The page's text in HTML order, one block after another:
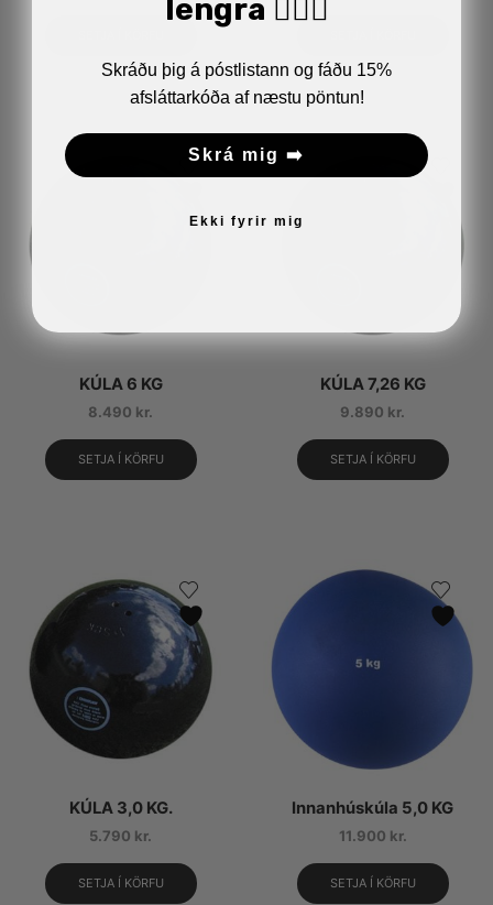
KÚLA 6 KG
8.490 kr.
SETJA Í KÖRFU
KÚLA 7,26 KG
9.890 kr.
SETJA Í KÖRFU
KÚLA 3,0 KG.
5.790 kr.
SETJA Í KÖRFU
Innanhúskúla 5,0 KG
11.900 kr.
SETJA Í KÖRFU
lengra 🏋🏼‍♂️
Skráðu þig á póstlistann og fáðu 15%
afsláttarkóða af næstu pöntun!
Skrá mig ➡️
Ekki fyrir mig